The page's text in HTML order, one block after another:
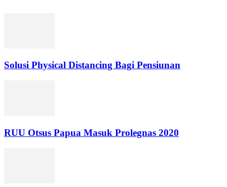
Solusi Physical Distancing Bagi Pensiunan
RUU Otsus Papua Masuk Prolegnas 2020